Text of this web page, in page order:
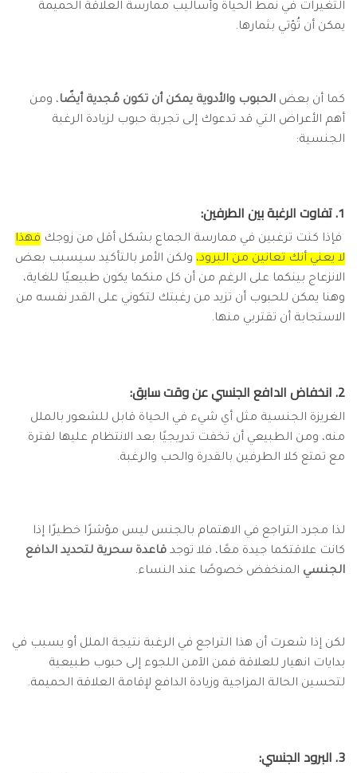
التغيرات في نمط الحياة وأساليب ممارسة العلاقة الحميمة
يمكن أن تُؤتي بثمارها.
كما أن بعض الحبوب والأدوية يمكن أن تكون مُجدية أيضًا، ومن
أهم الأعراض التي قد تدعوك إلى تجربة حبوب لزيادة الرغبة
الجنسية:
1. تفاوت الرغبة بين الطرفين:
فإذا كنت ترغبين في ممارسة الجماع بشكل أقل من زوجك فهذا
لا يعني أنك تعانين من البرود، ولكن الأمر بالتأكيد سيسبب بعض
الانزعاج بينكما على الرغم من أن كل منكما يكون طبيعيًا للغاية،
وهنا يمكن للحبوب أن تزيد من رغبتك لتكوني على القدر نفسه من
الاستجابة أن تقتربي منها.
2. انخفاض الدافع الجنسي عن وقت سابق:
الغريزة الجنسية مثل أي شيء في الحياة قابل للشعور بالملل
منه، ومن الطبيعي أن تخفت تدريجيًا بعد الانتظام عليها لفترة
مع تمتع كلا الطرفين بالقدرة والحب والرغبة.
لذا مجرد التراجع في الاهتمام بالجنس ليس مؤشرًا خطيرًا إذا
كانت علاقتكما جيدة معًا، فلا توجد قاعدة سحرية لتحديد الدافع
الجنسي المنخفض خصوصًا عند النساء.
لكن إذا شعرت أن هذا التراجع في الرغبة نتيجة الملل أو يسبب في
بدايات انهيار للعلاقة فمن الآمن اللجوء إلى حبوب طبيعية
لتحسين الحالة المزاجية وزيادة الدافع لإقامة العلاقة الحميمة.
3. البرود الجنسي: